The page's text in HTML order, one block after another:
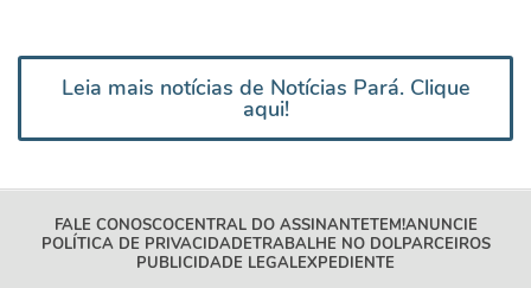
Leia mais notícias de Notícias Pará. Clique
aqui!
FALE CONOSCOCENTRAL DO ASSINANTETEM!ANUNCIE
POLÍTICA DE PRIVACIDADETRABALHE NO DOLPARCEIROS
PUBLICIDADE LEGALEXPEDIENTE